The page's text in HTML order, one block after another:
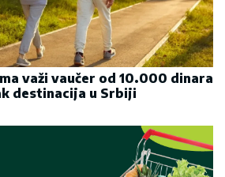
važi vaučer od 10.000 dinara
destinacija u Srbiji